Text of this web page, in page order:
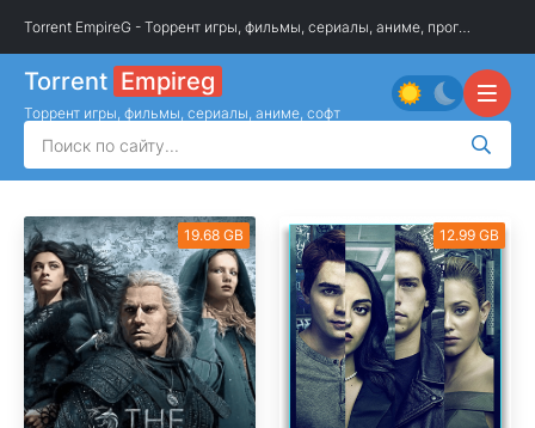
Torrent Empireg
Торрент игры, фильмы, сериалы, аниме, софт
19.68 GB 12.99 GB